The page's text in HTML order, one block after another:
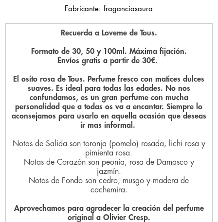
Fabricante: fraganciasaura
Recuerda a Loveme de Tous.
Formato de 30, 50 y 100ml. Máxima fijación.
Envíos gratis a partir de 30€.
El osito rosa de Tous. Perfume fresco con matices dulces
suaves. Es ideal para todas las edades. No nos
confundamos, es un gran perfume con mucha
personalidad que a todas os va a encantar. Siempre lo
aconsejamos para usarlo en aquella ocasión que deseas
ir mas informal.
Notas de Salida son toronja (pomelo) rosada, lichi rosa y
pimienta rosa.
Notas de Corazón son peonía, rosa de Damasco y
jazmín.
Notas de Fondo son cedro, musgo y madera de
cachemira.
Aprovechamos para agradecer la creación del perfume
original a Olivier Cresp.